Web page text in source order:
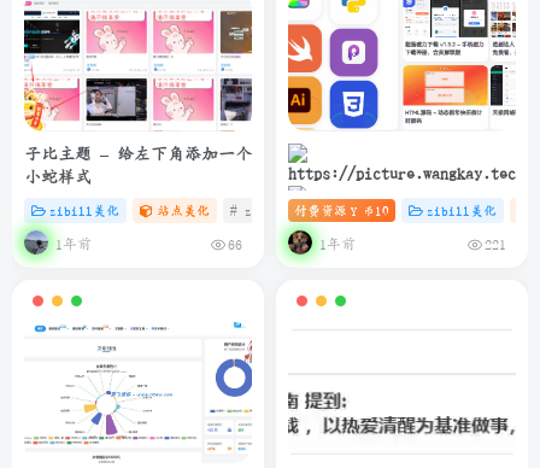
子比主题 – 给左下角添加一个
小蛇样式
zibill美化 站点美化 # zibll # C # HTML
1年前 66
子比主题 – 滚动图标推荐卡片
（第三版）
付费资源 Y 币 10 zibill美化
1年前 221